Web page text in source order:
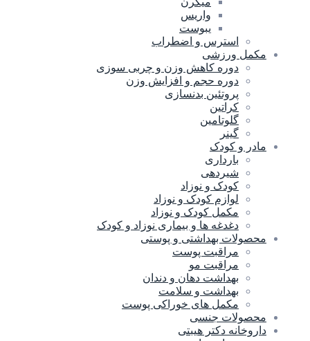
واریس
یبوست
استرس و اضطراب
مکمل ورزشی
دوره کاهش وزن و چربی سوزی
دوره حجم و افزایش وزن
پروتئین بدنسازی
کراتین
گلوتامین
گینر
مادر و کودک
بارداری
شیردهی
کودک و نوزاد
لوازم کودک و نوزاد
مکمل کودک و نوزاد
دغدغه ها و بیماری نوزاد و کودک
محصولات بهداشتی و پوستی
مراقبت پوست
مراقبت مو
بهداشت دهان و دندان
بهداشت و سلامت
مکمل های خوراکی پوست
محصولات جنسی
داروخانه دکتر هیبتی